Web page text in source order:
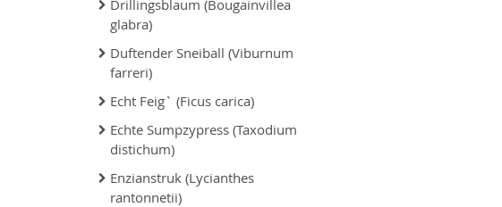
Drillingsblaum (Bougainvillea
glabra)
Duftender Sneiball (Viburnum
farreri)
Echt Feig` (Ficus carica)
Echte Sumpzypress (Taxodium
distichum)
Enzianstruk (Lycianthes
rantonnetii)